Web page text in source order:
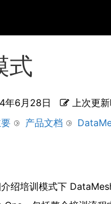
式
年6月28日 上次更
产品文档
绍培训模式下